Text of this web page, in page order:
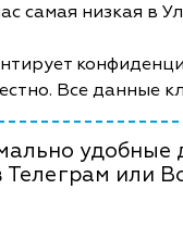
самая низкая в
Все данные
удобные
или